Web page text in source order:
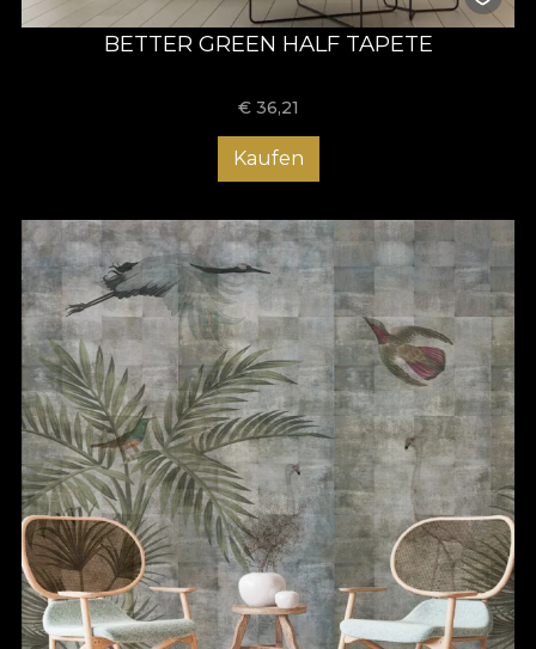
BETTER GREEN HALF TAPETE
€ 36,21
Kaufen